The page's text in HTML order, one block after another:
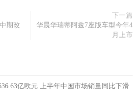
期改
下一篇
华晨华瑞蒂阿兹7座版车型今年4
月上市
亿欧元 上半年中国市场销量同比下滑